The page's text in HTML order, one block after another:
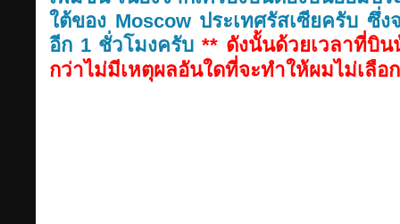
ใต้ของ Moscow ประเทศรัสเซียครับ ซึ่ง
อีก 1 ชั่วโมงครับ ** ดังนั้นด้วยเวลาที่บิ
กว่าไม่มีเหตุผลอันใดที่จะทำให้ผมไม่เลือ